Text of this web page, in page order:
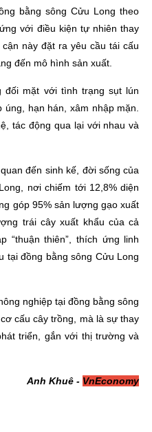
bằng sông Cửu Long theo
với điều kiện tự nhiên thay
này đặt ra yêu cầu tái cấu
đến mô hình sản xuất.
đối mặt với tình trạng sụt lún
hạn hán, xâm nhập mặn.
tác động qua lại với nhau và
đến sinh kế, đời sống của
nơi chiếm tới 12,8% diện
góp 95% sản lượng gạo xuất
trái cây xuất khẩu của cả
“thuận thiên”, thích ứng linh
tại đồng bằng sông Cửu Long
nghiệp tại đồng bằng sông
cấu cây trồng, mà là sự thay
triển, gắn với thị trường và
Anh Khuê - VnEconomy